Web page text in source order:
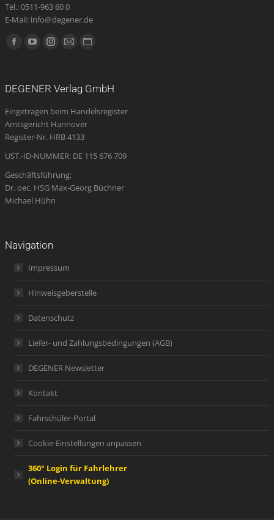
Tel.: 0511-963 60 0
E-Mail: info@degener.de
Finden Sie uns auf:
Facebook
new
window
YouTube
new
window
Instagram
new
window
E-
opens
in
new
Website
new
DEGENER Verlag GmbH
Eingetragen beim Handelsregister
Amtsgericht Hannover
Register-Nr. HRB 4133
UST.-ID-NUMMER: DE 115 676 709
Geschäftsführung:
Dr. oec. HSG Max-Georg Büchner
Michael Hühn
Navigation
Impressum
Hinweisgeberstelle
Datenschutz
Liefer- und Zahlungsbedingungen (AGB)
DEGENER Newsletter
Kontakt
Fahrschüler-Portal
Cookie-Einstellungen anpassen
360° Login für Fahrlehrer
(Online-Verwaltung)